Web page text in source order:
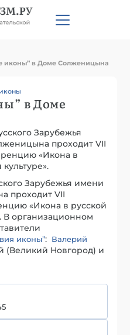
иконы” в Доме Солженицына
в Доме
Зарубежья
проходит VII
«Икона в
Зарубежья имени
проходит VII
«Икона в русской
В организационном
иконы”: Валерий
(Великий Новгород) и